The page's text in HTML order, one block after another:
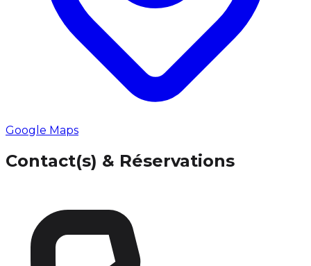
Google Maps
Contact(s) & Réservations